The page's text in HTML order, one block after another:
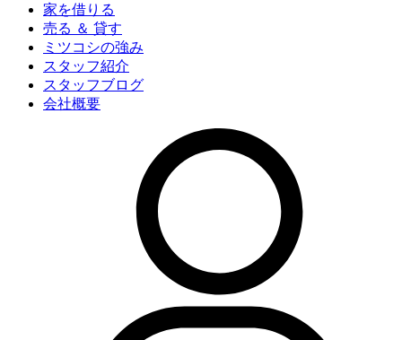
家を借りる
売る ＆ 貸す
ミツコシの強み
スタッフ紹介
スタッフブログ
会社概要